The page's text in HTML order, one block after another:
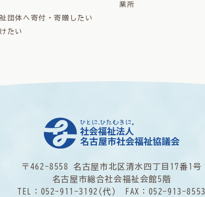
団体へ寄付・寄贈したい
たい
業所
〒462-8558 名古屋市北区清水四丁目17番1号
名古屋市総合社会福祉会館5階
TEL： 052-911-3192 (代) FAX：052-913-8553